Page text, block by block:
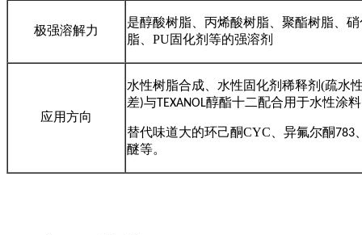
极强溶解力
是醇酸树脂、丙烯酸树脂、聚酯树脂、
脂、 PU固化剂等的强溶剂
应用方向
水性树脂合成、水性固化剂稀释剂 (疏水
差)与TEXANOL醇酯十二配合用于水性涂
替代味道大的环己酮CYC 、异氟尔酮783
醚等。